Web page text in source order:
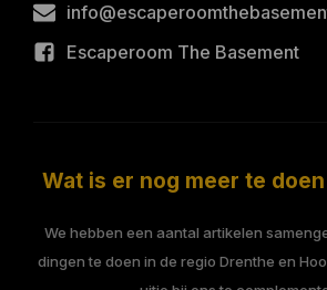
Escaperoom The Basement
Wat is er nog meer te
We hebben een aantal artikelen
dingen te doen in de regio Drenthe en